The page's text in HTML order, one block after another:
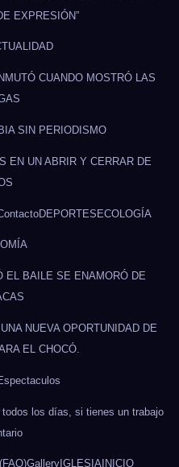
EXPRESIÓN”
CUANDO MOSTRÓ LAS
SIN PERIODISMO
EN UN ABRIR Y CERRAR DE
DEPORTESECOLOGÍA
EL BAILE SE ENAMORÓ DE
NUEVA OPORTUNIDAD DE
EL CHOCÓ.
los días, si tienes un trabajo
GalleryIGLESIAINICIO